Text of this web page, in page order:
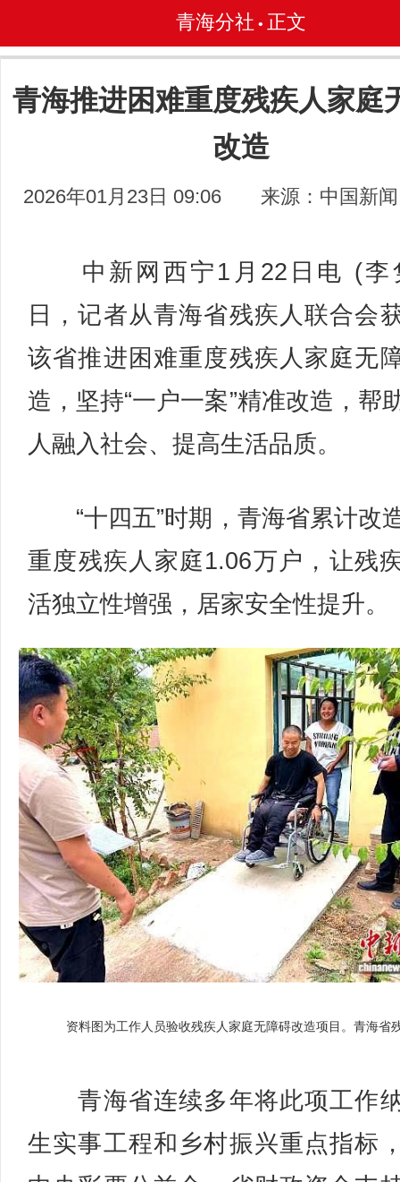
青海分社 • 正文
青海推进困难重度残疾人家庭
改造
2026年01月23日 09:06 来源：中国新
中新网西宁1月22日电 (李
日，记者从青海省残疾人联合会
该省推进困难重度残疾人家庭无
造，坚持“一户一案”精准改造，帮
人融入社会、提高生活品质。
“十四五”时期，青海省累计改
重度残疾人家庭1.06万户，让残
活独立性增强，居家安全性提升。
资料图为工作人员验收残疾人家庭无障碍改造项目。青海省
青海省连续多年将此项工作
生实事工程和乡村振兴重点指标